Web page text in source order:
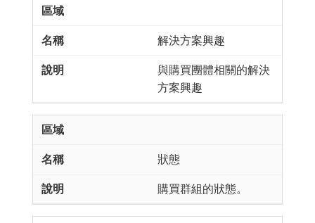
解決方案興趣
與購買團體相關的解決
方案興趣
狀態
購買群組的狀態。